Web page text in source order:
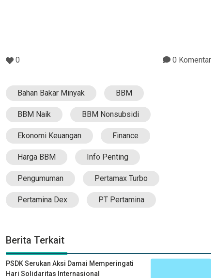
0 0 Komentar
Bahan Bakar Minyak BBM
BBM Naik BBM Nonsubsidi
Ekonomi Keuangan Finance
Harga BBM Info Penting
Pengumuman Pertamax Turbo
Pertamina Dex PT Pertamina
Berita Terkait
PSDK Serukan Aksi Damai Memperingati
Hari Solidaritas Internasional